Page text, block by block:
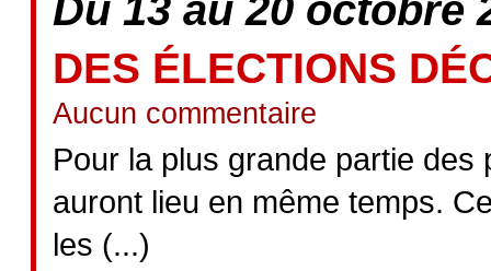
Du 13 au 20 octobre
DES ÉLECTIONS
Aucun commentaire
Pour la plus grande partie
auront lieu en même temps.
les (...)